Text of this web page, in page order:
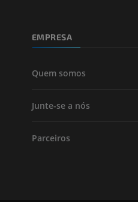
EMPRESA
Quem somos
Junte-se a nós
Parceiros